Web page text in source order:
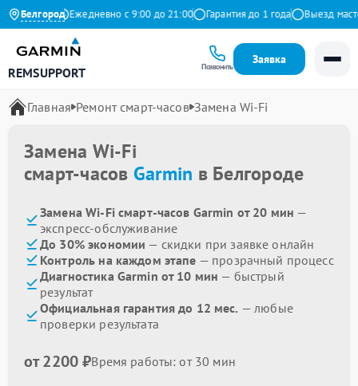
Белгород
Яндекс Ежедневно с 9:00 до 21:00 Гарантия до 1 года Выезд
REMSUPPORT Позвонить
Заявка
Главная Ремонт смарт-часов Замена Wi-Fi
Замена Wi-Fi
смарт-часов Garmin в Белгороде
Замена Wi-Fi смарт-часов Garmin от 20 мин —
экспресс-обслуживание
До 30% экономии — скидки при заявке онлайн
Контроль на каждом этапе — прозрачный процесс
Диагностика Garmin от 10 мин — быстрый
результат
Официальная гарантия до 12 мес. — любые
проверки результата
от 2200 ₽Время работы: от 30 мин